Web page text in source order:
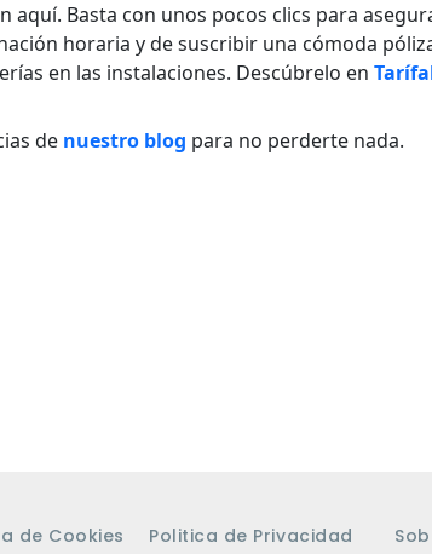
aquí. Basta con unos pocos clics para
horaria y de suscribir una cómoda
en las instalaciones. Descúbrelo en
de nuestro blog para no perderte nada.
de Cookies Politica de Privacidad